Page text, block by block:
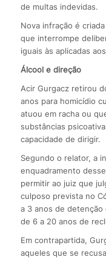
de multas indevidas.
Nova infração é
que interrompe
iguais às aplicadas
Álcool e direção
Acir Gurgacz retirou
anos para homicídio
atuou em racha ou
substâncias
capacidade de dirigir.
Segundo o relator, a
enquadramento
permitir ao juiz que
culposo prevista no
a 3 anos de detenção
de 6 a 20 anos de
Em contrapartida,
aqueles que se